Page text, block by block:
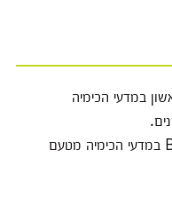
במדעי הכימיה
לבוגרי המסלול יוענק תואר ראשון B.Sc במדעי הכימיה מטעם